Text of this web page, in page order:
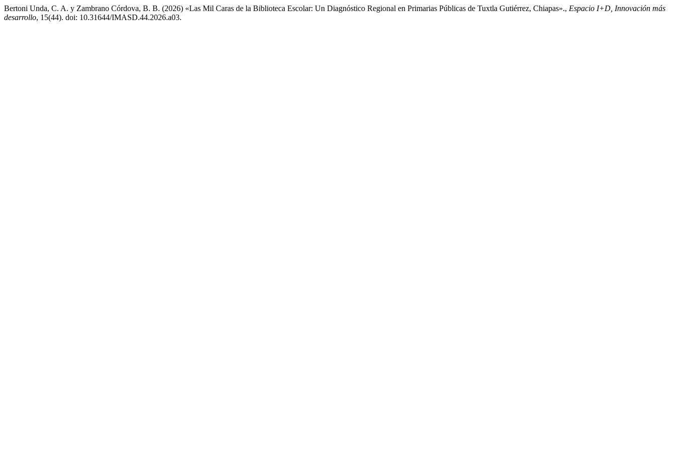
Bertoni Unda, C. A. y Zambrano Córdova, B. B. (2026) «Las Mil Caras de la Biblioteca Escolar: Un Diagnóstico Regional en Primarias Públicas de Tuxtla Gutiérrez, Chiapas»., Espacio I+D, Innovación más
desarrollo, 15(44). doi: 10.31644/IMASD.44.2026.a03.